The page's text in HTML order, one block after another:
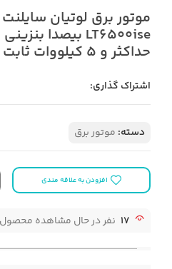
حداکثر و 5 کیلووات ثابت
اشتراک گذاری:
دسته: موتور برق
افزودن به علاقه مندی
17 نفر در حال مشاهده